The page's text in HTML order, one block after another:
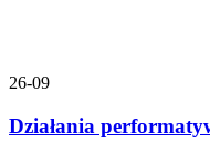
26-09
Działania